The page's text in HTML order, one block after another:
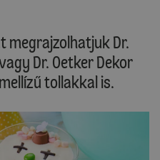
megrajzolhatjuk Dr.
Dr. Oetker Dekor
tollakkal is.